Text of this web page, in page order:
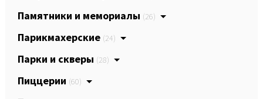
Памятники и мемориалы (26)
Парикмахерские (24)
Парки и скверы (28)
Пиццерии (60)